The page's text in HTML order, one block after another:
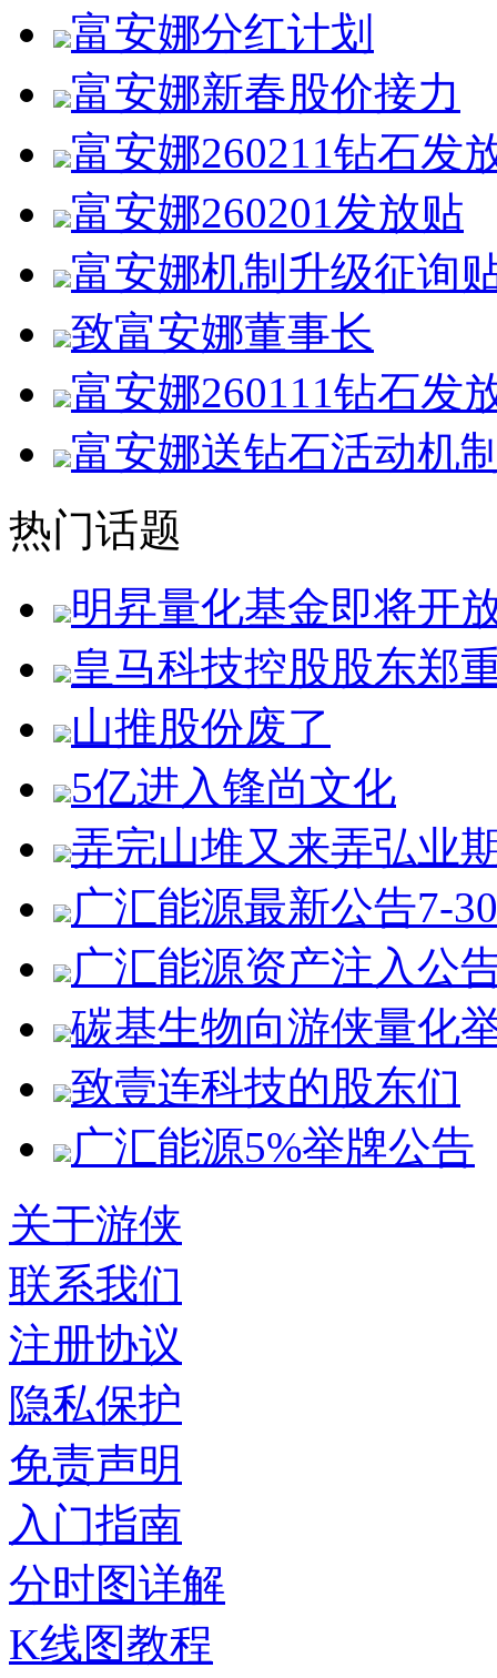
富安娜分红计划
富安娜新春股价接力
富安娜260211钻石发
富安娜260201发放贴
富安娜机制升级征询
致富安娜董事长
富安娜260111钻石发
富安娜送钻石活动机
热门话题
明昇量化基金即将开
皇马科技控股股东郑
山推股份废了
5亿进入锋尚文化
弄完山堆又来弄弘业
广汇能源最新公告7-30
广汇能源资产注入公
碳基生物向游侠量化
致壹连科技的股东们
广汇能源5%举牌公告
关于游侠
联系我们
注册协议
隐私保护
免责声明
入门指南
分时图详解
K线图教程